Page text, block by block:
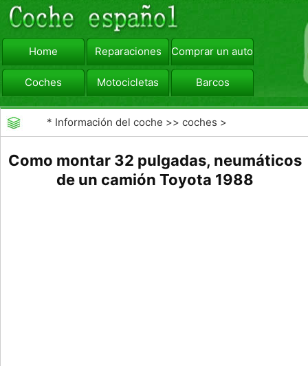
Home Reparaciones Comprar un automóvil
Coches Motocicletas Barcos
viajar Camiones
* Información del coche >>coches >
coches General
Como montar 32 pulgadas, neumáticos
de un camión Toyota 1988